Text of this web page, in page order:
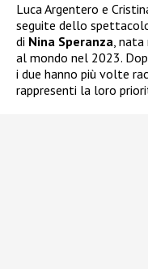
Luca Argentero e
seguite dello
di Nina Speranza, nata
al mondo nel 2023.
i due hanno più volte
rappresenti la loro